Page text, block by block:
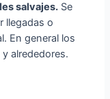
salvajes. Se
llegadas o
En general los
alrededores.